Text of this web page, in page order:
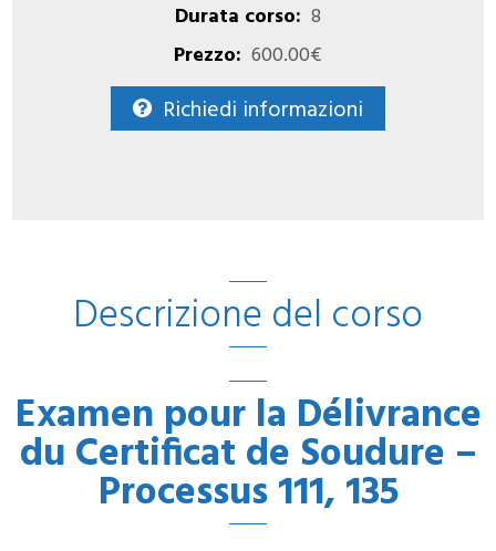
Durata corso: 8
Prezzo: 600.00€
Richiedi informazioni
Descrizione del corso
Examen pour la Délivrance
du Certificat de Soudure –
Processus 111, 135